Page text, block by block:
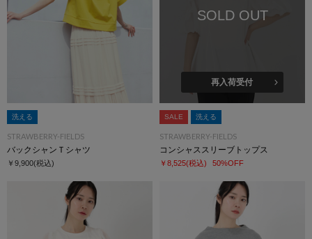
洗える
STRAWBERRY-FIELDS
バックシャンＴシャツ
￥9,900(税込)
SOLD OUT
再入荷受付
SALE 洗える
STRAWBERRY-FIELDS
コンシャススリーブトップス
￥8,525(税込) 50%OFF